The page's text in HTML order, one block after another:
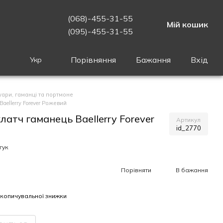
(068)-455-31-55
(095)-455-31-55
Мій кошик
Укр Порівняння Бажання Вхід
гаманці та портмоне
Forever Рожевий
гаманець Baellerry Forever
Артикул
id_2770
Порівняти В бажання
знижки